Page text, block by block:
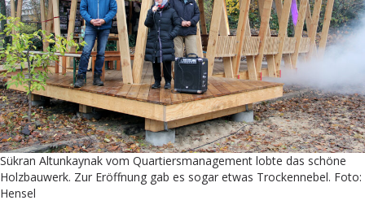
Sükran Altunkaynak vom Quartiersmanagement lobte das schöne
Holzbauwerk. Zur Eröffnung gab es sogar etwas Trockennebel. Foto:
Hensel